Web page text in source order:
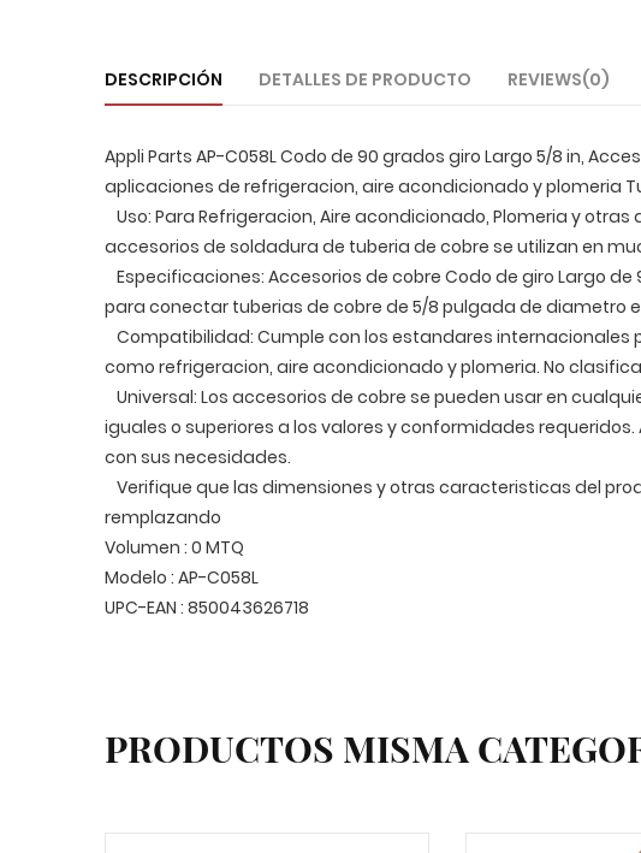
DESCRIPCIÓN DETALLES DE PRODUCTO REVIEWS(0)
Appli Parts AP-C058L Codo de 90 grados giro Largo 5/8 in,
aplicaciones de refrigeracion, aire acondicionado y plomeria
Uso: Para Refrigeracion, Aire acondicionado, Plomeria y
accesorios de soldadura de tuberia de cobre se utilizan en
Especificaciones: Accesorios de cobre Codo de giro Largo
para conectar tuberias de cobre de 5/8 pulgada de diametro
Compatibilidad: Cumple con los estandares internacionales
como refrigeracion, aire acondicionado y plomeria. No
Universal: Los accesorios de cobre se pueden usar en
iguales o superiores a los valores y conformidades
con sus necesidades.
Verifique que las dimensiones y otras caracteristicas del
remplazando
Volumen : 0 MTQ
Modelo : AP-C058L
UPC-EAN : 850043626718
PRODUCTOS MISMA